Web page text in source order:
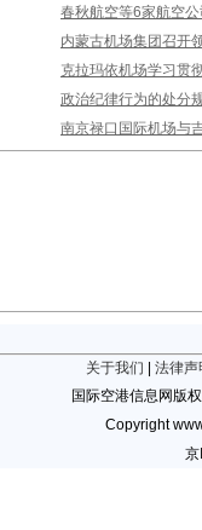
春秋航空等6家航空
内蒙古机场集团召开
克拉玛依机场学习贯
政治纪律行为的处分
南京禄口国际机场与
关于我们
法律声
国际空港信息网版
Copyright